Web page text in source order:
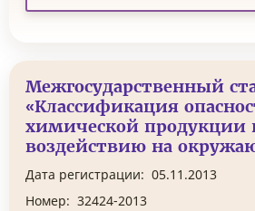
Межгосударственный
«Классификация
химической продукции
воздействию на
Дата регистрации: 05.11.2013
Номер: 32424-2013